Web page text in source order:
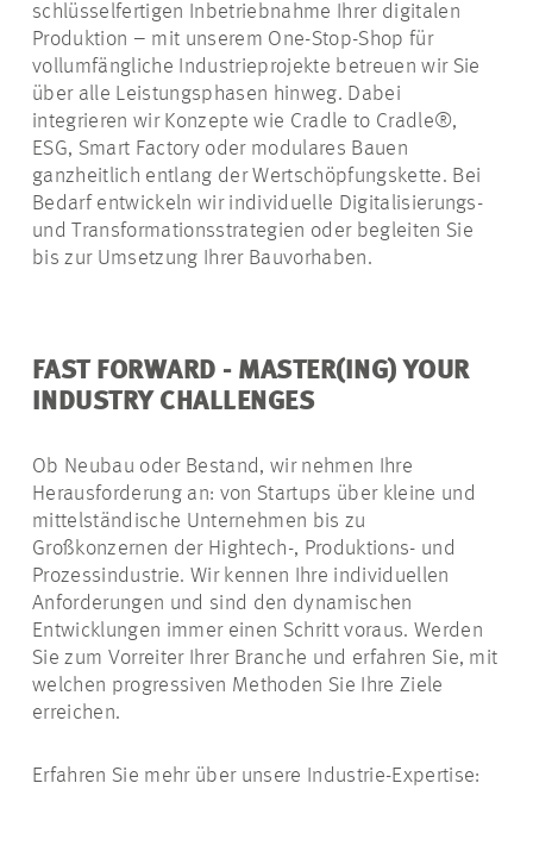
schlüsselfertigen Inbetriebnahme Ihrer digitalen
Produktion – mit unserem One-Stop-Shop für
vollumfängliche Industrieprojekte betreuen wir Sie
über alle Leistungsphasen hinweg. Dabei
integrieren wir Konzepte wie Cradle to Cradle®,
ESG, Smart Factory oder modulares Bauen
ganzheitlich entlang der Wertschöpfungskette. Bei
Bedarf entwickeln wir individuelle Digitalisierungs-
und Transformationsstrategien oder begleiten Sie
bis zur Umsetzung Ihrer Bauvorhaben.
FAST FORWARD - MASTER(ING) YOUR
INDUSTRY CHALLENGES
Ob Neubau oder Bestand, wir nehmen Ihre
Herausforderung an: von Startups über kleine und
mittelständische Unternehmen bis zu
Großkonzernen der Hightech-, Produktions- und
Prozessindustrie. Wir kennen Ihre individuellen
Anforderungen und sind den dynamischen
Entwicklungen immer einen Schritt voraus. Werden
Sie zum Vorreiter Ihrer Branche und erfahren Sie, mit
welchen progressiven Methoden Sie Ihre Ziele
erreichen.
Erfahren Sie mehr über unsere Industrie-Expertise: